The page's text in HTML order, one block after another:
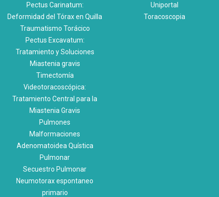
Pectus Carinatum:
Deformidad del Tórax en Quilla
Traumatismo Torácico
Pectus Excavatum:
Tratamiento y Soluciones
Miastenia gravis
Timectomía
Videotoracoscópica:
Tratamiento Central para la
Miastenia Gravis
Pulmones
Malformaciones
Adenomatoidea Quística
Pulmonar
Secuestro Pulmonar
Neumotorax espontaneo
primario
Uniportal
Toracoscopia